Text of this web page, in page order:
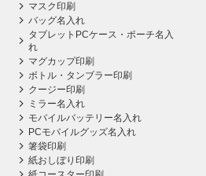
マスク印刷
バッグ名入れ
タブレットPCケース・ポーチ名入
れ
マグカップ印刷
ボトル・タンブラー印刷
クージー印刷
ミラー名入れ
モバイルバッテリー名入れ
PCモバイルグッズ名入れ
箸袋印刷
紙おしぼり印刷